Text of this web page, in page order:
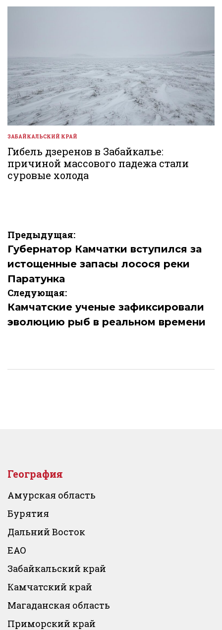
ОПУБЛИКОВАНО
В
ЗАБАЙКАЛЬСКИЙ КРАЙ
Гибель дзеренов в Забайкалье:
причиной массового падежа стали
суровые холода
Навигация
по
записям
Предыдущая:
Губернатор Камчатки вступился за
истощенные запасы лосося реки
Паратунка
Следующая:
Камчатские ученые зафиксировали
эволюцию рыб в реальном времени
География
Амурская область
Бурятия
Дальний Восток
ЕАО
Забайкальский край
Камчатский край
Магаданская область
Приморский край